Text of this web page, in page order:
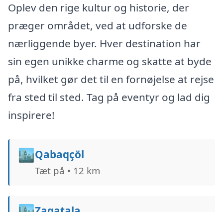
Oplev den rige kultur og historie, der
præger området, ved at udforske de
nærliggende byer. Hver destination har
sin egen unikke charme og skatte at byde
på, hvilket gør det til en fornøjelse at rejse
fra sted til sted. Tag på eventyr og lad dig
inspirere!
🏙️Qabaqçöl
Tæt på • 12 km